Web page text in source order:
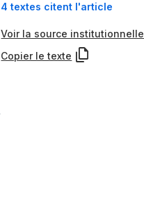
4 textes citent l'article
Voir la source institutionnelle
Copier le texte